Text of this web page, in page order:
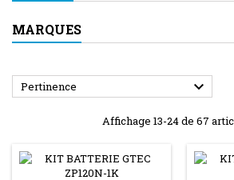
MARQUES
Pertinence 
Affichage 13-24 de 67